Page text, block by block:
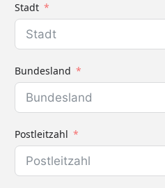
Stadt
Bundesland
Postleitzahl